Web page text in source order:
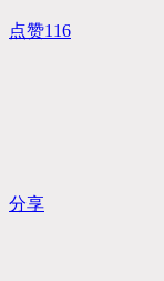
点赞116
分享